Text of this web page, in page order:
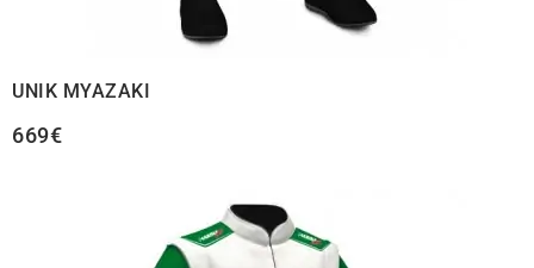
UNIK MYAZAKI
669€